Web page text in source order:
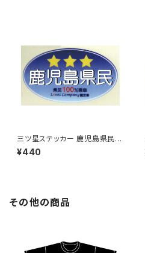
三ツ星ステッカー 鹿児島県民
(ブルー)
¥440
その他の商品